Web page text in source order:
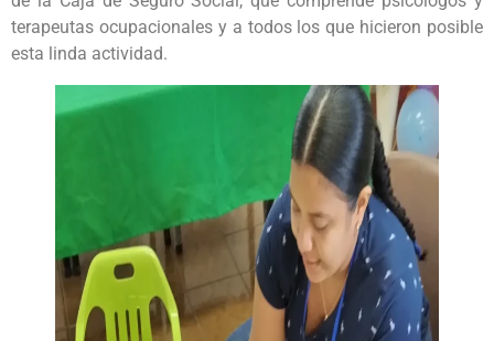
terapeutas ocupacionales y a todos los que hicieron posible
esta linda actividad.